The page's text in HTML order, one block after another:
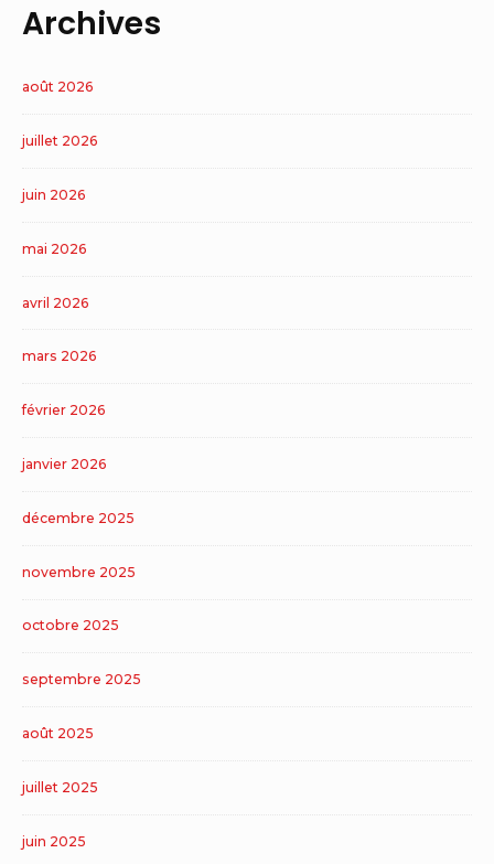
Archives
août 2026
juillet 2026
juin 2026
mai 2026
avril 2026
mars 2026
février 2026
janvier 2026
décembre 2025
novembre 2025
octobre 2025
septembre 2025
août 2025
juillet 2025
juin 2025